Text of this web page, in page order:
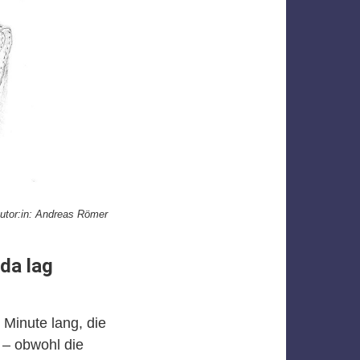
Andreas Römer
lag
lang, die
obwohl die